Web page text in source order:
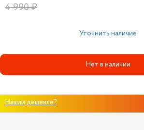
4 990 ₽
Уточнить наличие
Нет в наличии
Нашли дешевле?